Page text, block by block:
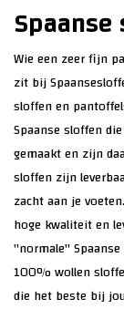
Wie een zeer fijn
zit bij
sloffenen
Spaanse sloffen
gemaakt en zijn
sloffen zijn
zacht aan je
hoge kwaliteit en
"normale"
100% wollen
die het beste bij